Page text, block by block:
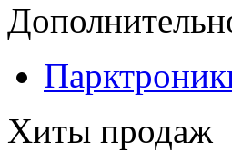
Хиты продаж